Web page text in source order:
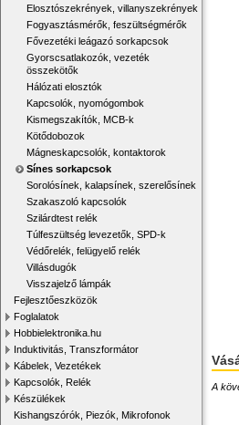
Elosztószekrények, villanyszekrények
Fogyasztásmérők, feszültségmérők
Fővezetéki leágazó sorkapcsok
Gyorscsatlakozók, vezeték
összekötők
Hálózati elosztók
Kapcsolók, nyomógombok
Kismegszakítók, MCB-k
Kötődobozok
Mágneskapcsolók, kontaktorok
Sínes sorkapcsok
Sorolósínek, kalapsínek, szerelősínek
Szakaszoló kapcsolók
Szilárdtest relék
Túlfeszültség levezetők, SPD-k
Védőrelék, felügyelő relék
Villásdugók
Visszajelző lámpák
Fejlesztőeszközök
Foglalatok
Hobbielektronika.hu
Induktivitás, Transzformátor
Kábelek, Vezetékek
Kapcsolók, Relék
Készülékek
Kishangszórók, Piezók, Mikrofonok
A